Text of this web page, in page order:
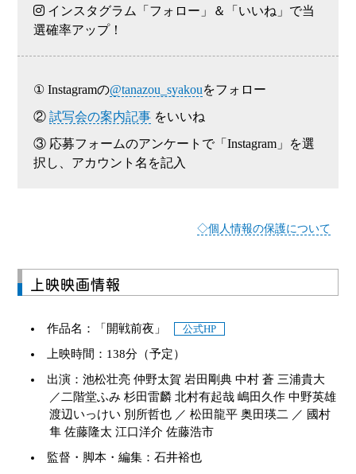
インスタグラム「フォロー」＆「いいね」で当
選確率アップ！
① Instagramの@tanazou_syakouをフォロー
②試写会の案内記事 をいいね
③ 応募フォームのアンケートで「Instagram」を選
択し、アカウント名を記入
◇個人情報の保護について
上映映画情報
作品名：「開戦前夜」 公式HP
上映時間：138分（予定）
出演：池松壮亮 仲野太賀 岩田剛典 中村 蒼 三浦貴大
／二階堂ふみ 杉田雷麟 北村有起哉 嶋田久作 中野英雄
渡辺いっけい 別所哲也 ／ 松田龍平 奥田瑛二 ／ 國村
隼 佐藤隆太 江口洋介 佐藤浩市
監督・脚本・編集：石井裕也